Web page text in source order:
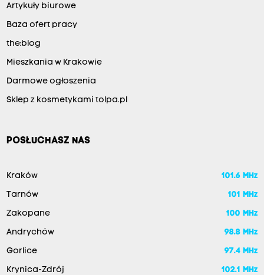
Artykuły biurowe
Baza ofert pracy
the:blog
Mieszkania w Krakowie
Darmowe ogłoszenia
Sklep z kosmetykami tolpa.pl
POSŁUCHASZ NAS
Kraków 101.6 MHz
Tarnów 101 MHz
Zakopane 100 MHz
Andrychów 98.8 MHz
Gorlice 97.4 MHz
Krynica-Zdrój 102.1 MHz